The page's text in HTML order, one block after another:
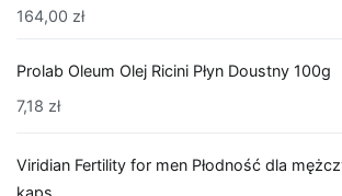
164,00 zł
Prolab Oleum Olej Ricini Płyn Doustny 100g
7,18 zł
Viridian Fertility for men Płodność dla
kaps